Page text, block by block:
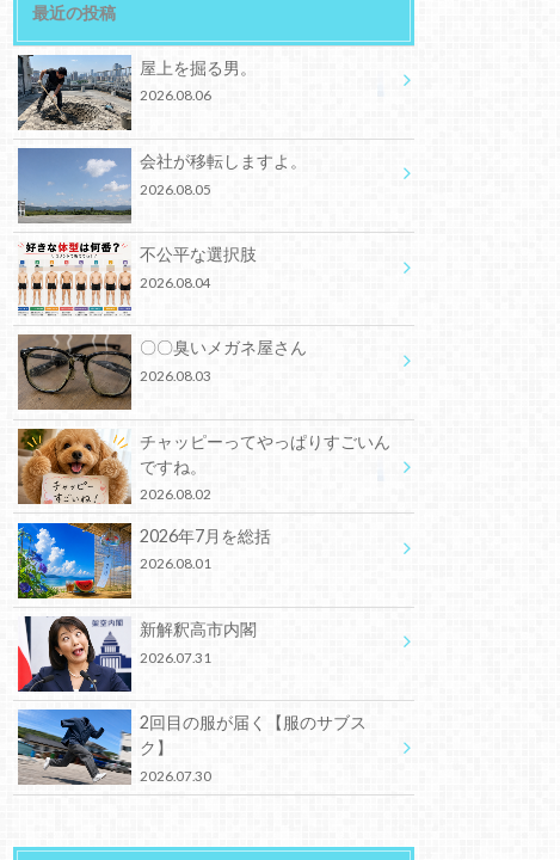
最近の投稿
屋上を掘る男。
2026.08.06
会社が移転しますよ。
2026.08.05
不公平な選択肢
2026.08.04
〇〇臭いメガネ屋さん
2026.08.03
チャッピーってやっぱりすごいん
ですね。
2026.08.02
2026年7月を総括
2026.08.01
新解釈高市内閣
2026.07.31
2回目の服が届く【服のサブス
ク】
2026.07.30